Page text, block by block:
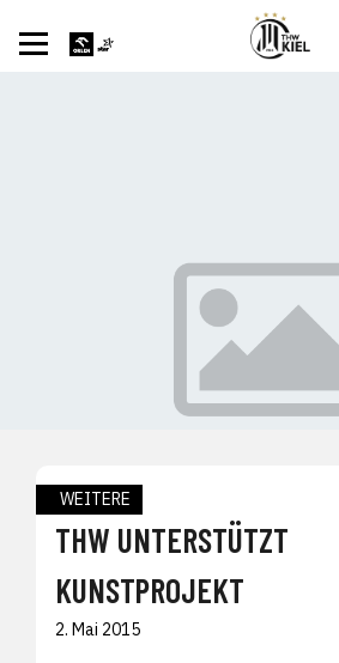
WEITERE
THW UNTERSTÜTZT
KUNSTPROJEKT
2. Mai 2015